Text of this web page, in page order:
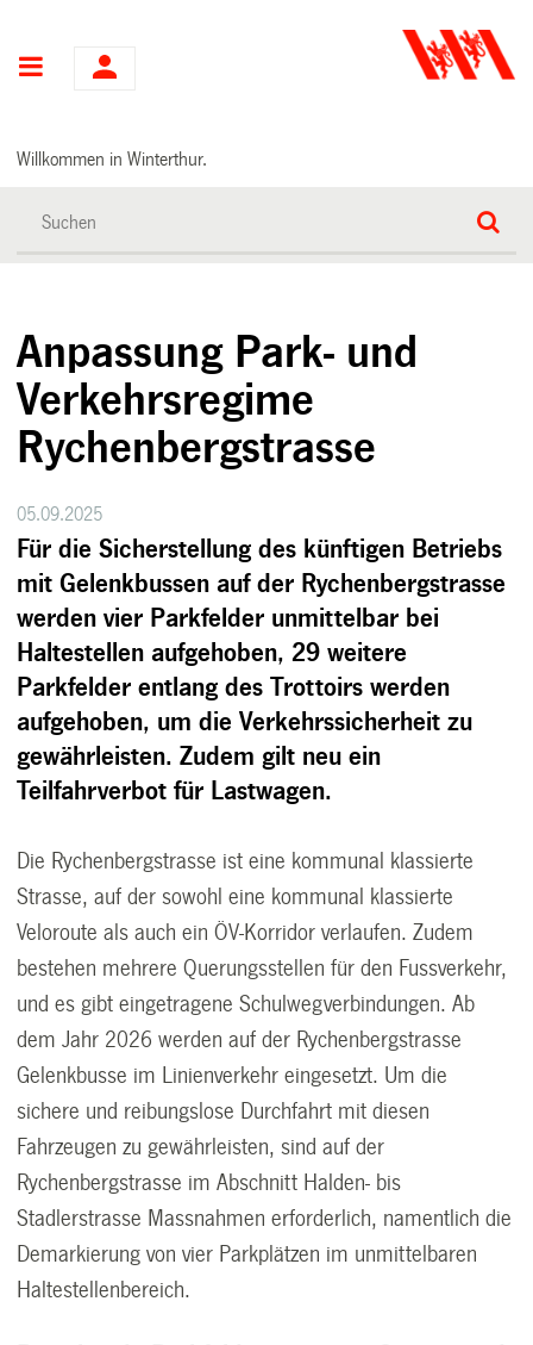
Hauptnavigation
Willkommen in Winterthur.
Anpassung Park- und
Verkehrsregime
Rychenbergstrasse
05.09.2025
Für die Sicherstellung des künftigen Betriebs
mit Gelenkbussen auf der Rychenbergstrasse
werden vier Parkfelder unmittelbar bei
Haltestellen aufgehoben, 29 weitere
Parkfelder entlang des Trottoirs werden
aufgehoben, um die Verkehrssicherheit zu
gewährleisten. Zudem gilt neu ein
Teilfahrverbot für Lastwagen.
Die Rychenbergstrasse ist eine kommunal klassierte
Strasse, auf der sowohl eine kommunal klassierte
Veloroute als auch ein ÖV-Korridor verlaufen. Zudem
bestehen mehrere Querungsstellen für den Fussverkehr,
und es gibt eingetragene Schulwegverbindungen. Ab
dem Jahr 2026 werden auf der Rychenbergstrasse
Gelenkbusse im Linienverkehr eingesetzt. Um die
sichere und reibungslose Durchfahrt mit diesen
Fahrzeugen zu gewährleisten, sind auf der
Rychenbergstrasse im Abschnitt Halden- bis
Stadlerstrasse Massnahmen erforderlich, namentlich die
Demarkierung von vier Parkplätzen im unmittelbaren
Haltestellenbereich.